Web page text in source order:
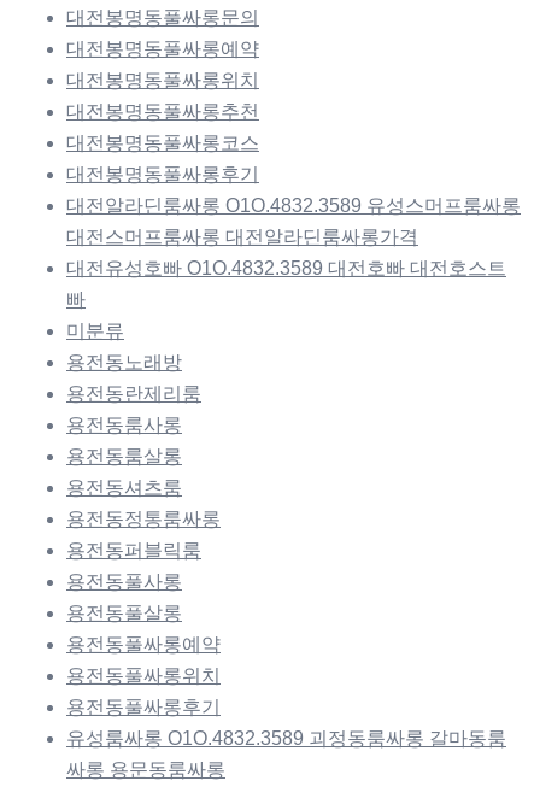
대전봉명동풀싸롱문의
대전봉명동풀싸롱예약
대전봉명동풀싸롱위치
대전봉명동풀싸롱추천
대전봉명동풀싸롱코스
대전봉명동풀싸롱후기
대전알라딘룸싸롱 O1O.4832.3589 유성스머프룸싸롱
대전스머프룸싸롱 대전알라딘룸싸롱가격
대전유성호빠 O1O.4832.3589 대전호빠 대전호스트
빠
미분류
용전동노래방
용전동란제리룸
용전동룸사롱
용전동룸살롱
용전동셔츠룸
용전동정통룸싸롱
용전동퍼블릭룸
용전동풀사롱
용전동풀살롱
용전동풀싸롱예약
용전동풀싸롱위치
용전동풀싸롱후기
유성룸싸롱 O1O.4832.3589 괴정동룸싸롱 갈마동룸
싸롱 용문동룸싸롱